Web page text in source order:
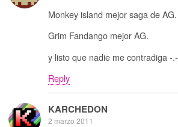
Monkey island mejor saga de AG.
Grim Fandango mejor AG.
y listo que nadie me contradiga -.-
Reply
KARCHEDON
2 marzo 2011